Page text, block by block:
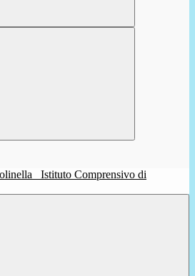
Istituto Comprensivo di